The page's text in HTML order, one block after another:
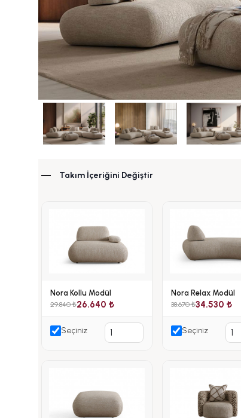
Takım İçeriğini Değiştir
Nora Kollu Modül
29.840 ₺26.640 ₺
Seçiniz
Nora Relax Modül
38.670 ₺34.530 ₺
Seçiniz